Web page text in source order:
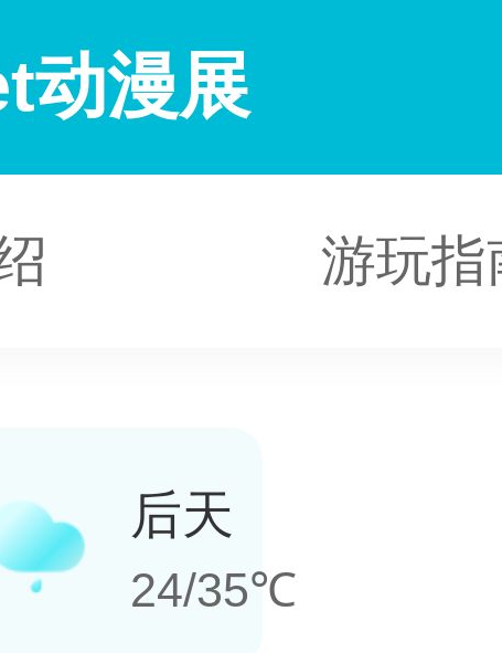
动漫展
游玩指
后天
24/35℃